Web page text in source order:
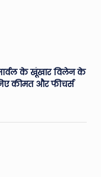
के खूंखार विलेन के
कीमत और फीचर्स